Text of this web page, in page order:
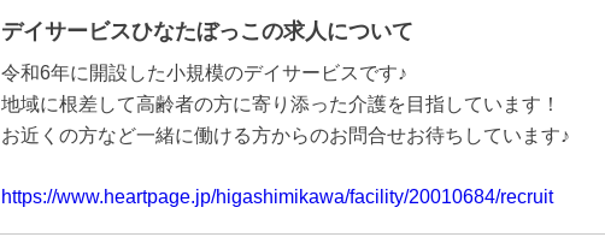
デイサービスひなたぼっこの求人について
令和6年に開設した小規模のデイサービスです♪
地域に根差して高齢者の方に寄り添った介護を目指しています！
お近くの方など一緒に働ける方からのお問合せお待ちしています♪
https://www.heartpage.jp/higashimikawa/facility/20010684/recruit